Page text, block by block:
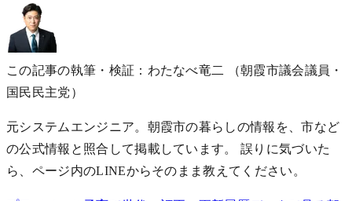
この記事の執筆・検証：わたなべ竜二
（朝霞市議会議員・
国民民主党）
元システムエンジニア。朝霞市の暮らしの情報を、市など
の公式情報と照合して掲載しています。 誤りに気づいた
ら、ページ内のLINEからそのまま教えてください。